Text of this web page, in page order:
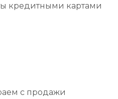
кредитными картами
с продажи